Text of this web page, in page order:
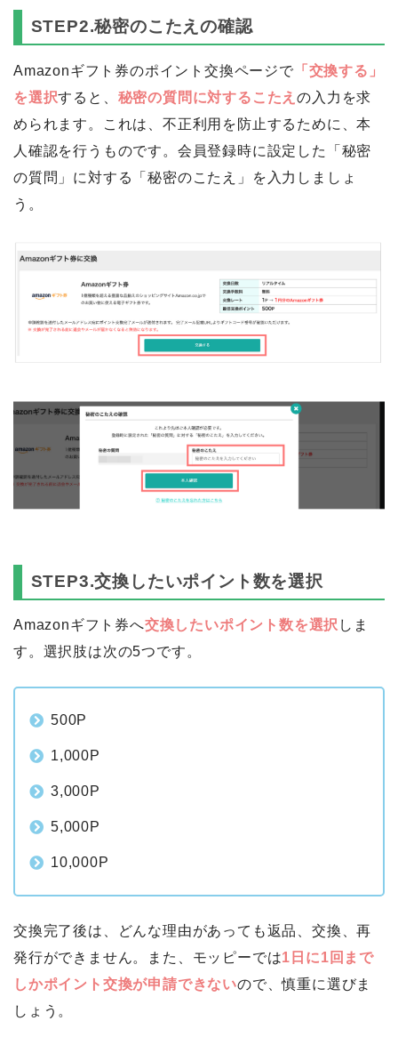
STEP2.秘密のこたえの確認
Amazonギフト券のポイント交換ページで 「交換する」
を選択すると、 秘密の質問に対するこたえの入力を求
められます。これは、不正利用を防止するために、本
人確認を行うものです。会員登録時に設定した「秘密
の質問」に対する「秘密のこたえ」を入力しましょ
う。
STEP3.交換したいポイント数を選択
Amazonギフト券へ交換したいポイント数を選択 しま
す。選択肢は次の5つです。
500P
1,000P
3,000P
5,000P
10,000P
交換完了後は、どんな理由があっても返品、交換、再
発行ができません。また、モッピーでは1日に1回まで
しかポイント交換が申請できないので、慎重に選びま
しょう。